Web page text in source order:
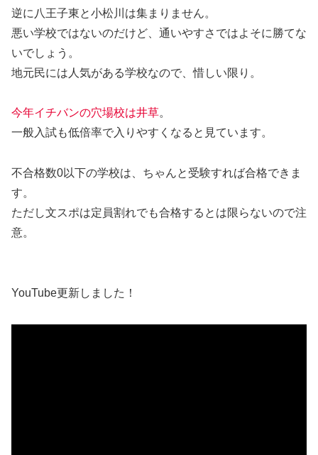
逆に八王子東と小松川は集まりません。
悪い学校ではないのだけど、通いやすさではよそに勝てな
いでしょう。
地元民には人気がある学校なので、惜しい限り。
今年イチバンの穴場校は井草。
一般入試も低倍率で入りやすくなると見ています。
不合格数0以下の学校は、ちゃんと受験すれば合格できま
す。
ただし文スポは定員割れでも合格するとは限らないので注
意。
YouTube更新しました！